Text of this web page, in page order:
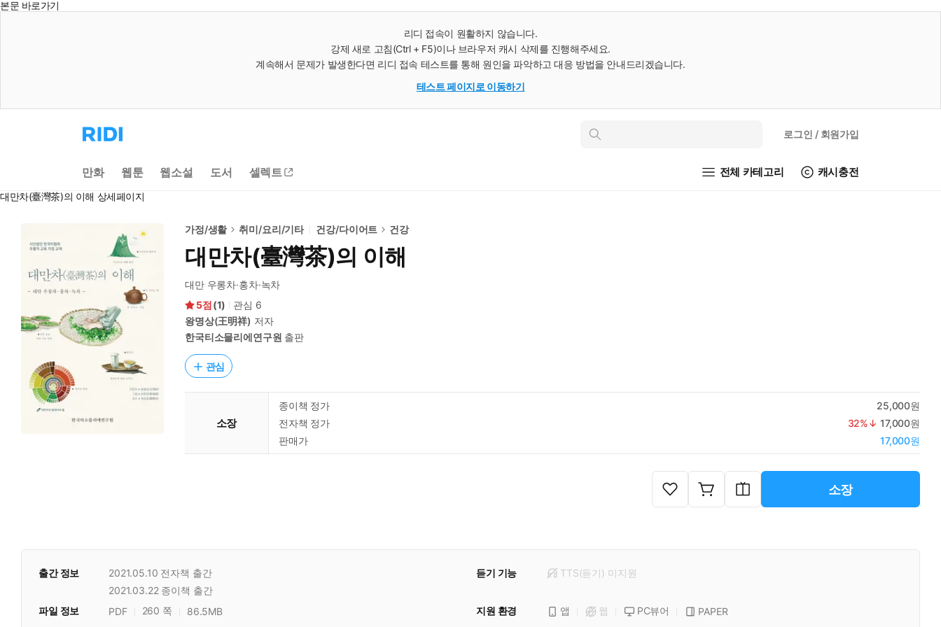
본문 바로가기
리디 접속이 원활하지 않습니다.
강제 새로 고침(Ctrl + F5)이나 브라우저 캐시 삭제를 진행해주세요.
계속해서 문제가 발생한다면 리디 접속 테스트를 통해 원인을 파악하고 대응 방법을 안내드리겠습니다.
테스트 페이지로 이동하기
리
디
으
로
동
인
로그인 / 회원가입
만화 웹툰 웹소설 도서 셀렉트 전체 카테고리 캐시충전
대만차(臺灣茶)의 이해 상세페이지
가정/생활 취미/요리/기타 건강/다이어트 건강
대만차(臺灣茶)의 이해
대만 우롱차·홍차·녹차
5
(1) 관심 6
왕명상(王明祥) 저자
한국티소믈리에연구원 출판
관심
소장
종이책 정가
25,000원
전자책 정가
32%↓ 17,000원
판매가
17,000원
소장
출간 정보 2021.05.10 전자책 출간
2021.03.22 종이책 출간
듣기 기능 TTS(듣기) 미지원
파일 정보 PDF 260 쪽 86.5MB 지원 환경 앱 웹 PC뷰어
PAPER